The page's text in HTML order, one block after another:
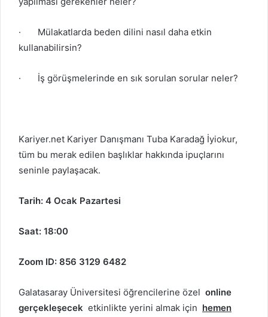
·
Mülakatlarda beden dilini nasıl daha etkin
kullanabilirsin?
· İş görüşmelerinde en sık sorulan sorular neler?
Kariyer.net Kariyer Danışmanı Tuba Karadağ İyiokur,
tüm bu merak edilen başlıklar hakkında ipuçlarını
seninle paylaşacak.
Tarih: 4 Ocak Pazartesi
Saat: 18:00
Zoom ID: 856 3129 6482
Galatasaray Üniversitesi öğrencilerine özel online
gerçekleşecek etkinlikte yerini almak için hemen